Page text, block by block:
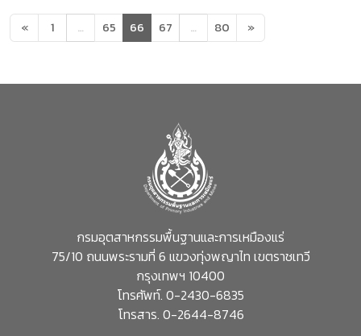
« 1 … 65 66 67 … 80 »
กรมอุตสาหกรรมพื้นฐานและการเหมืองแร่
75/10 ถนนพระรามที่ 6 แขวงทุ่งพญาไท เขตราชเทวี
กรุงเทพฯ 10400
โทรศัพท์. 0-2430-6835
โทรสาร. 0-2644-8746